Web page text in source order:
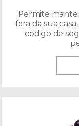
Permite
fora da sua
código de